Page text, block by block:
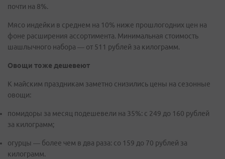
почти на 8%.
Мясо индейки в среднем на 10% ниже прошлогодних цен на
фоне расширения ассортимента. Минимальная стоимость
шашлычного набора — от 511 рублей за килограмм.
Овощи тоже дешевеют
К майским праздникам заметно снизились цены на сезонные
овощи:
помидоры за месяц подешевели на 35%: с 249 до 160 рублей
за килограмм;
огурцы — более чем в два раза: со 159 до 70 рублей за
килограмм.